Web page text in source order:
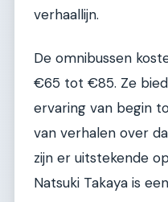
verhaallijn.
De omnibussen
€65 tot €85. Ze
ervaring van begin
van verhalen over
zijn er uitstekende
Natsuki Takaya is